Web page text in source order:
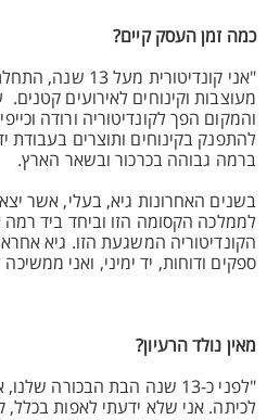
כמה זמן העסק קיים?
"אני קונדיטורית
מעוצבות וקינוחים לאירועים
והמקום הפך לקונדיטוריה ורודה
להתפנק בקינוחים ותוצרים בעבודת
ברמה גבוהה בכרכור ובשאר הארץ.
בשנים האחרונות גיא, בעלי, אשר
לממלכה הקסומה הזו וביחד ביד
הקונדיטוריה המשגעת הזו. גיא
ספקים ודוחות, יד ימיני, ואני
מאין נולד הרעיון?
"לפני כ-13 שנה הבת הבכורה
לכיתה. אני שלא ידעתי לאפות בכלל,